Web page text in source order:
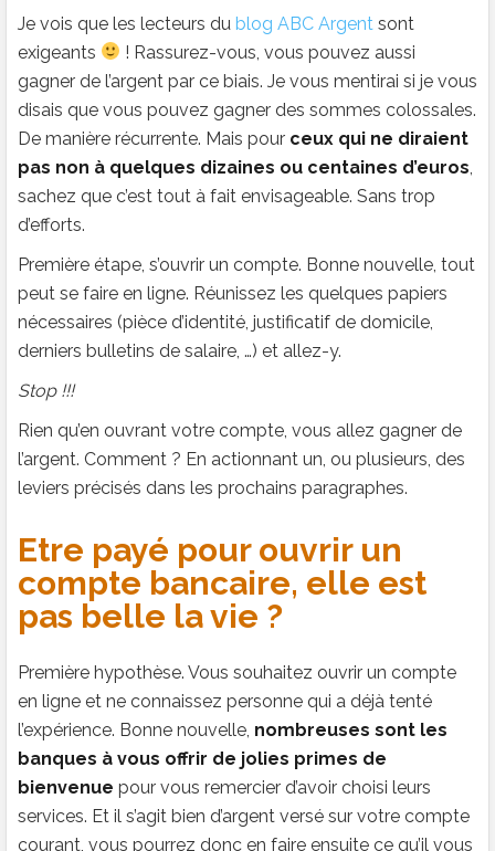
Je vois que les lecteurs du blog ABC Argent sont
exigeants
! Rassurez-vous, vous pouvez aussi
gagner de l’argent par ce biais. Je vous mentirai si je vous
disais que vous pouvez gagner des sommes colossales.
De manière récurrente. Mais pour ceux qui ne diraient
pas non à quelques dizaines ou centaines d’euros
sachez que c’est tout à fait envisageable. Sans trop
d’efforts.
Première étape, s’ouvrir un compte. Bonne nouvelle, tout
peut se faire en ligne. Réunissez les quelques papiers
nécessaires (pièce d’identité, justificatif de domicile,
derniers bulletins de salaire, …) et allez-y.
Stop !!!
Rien qu’en ouvrant votre compte, vous allez gagner de
l’argent. Comment ? En actionnant un, ou plusieurs, des
leviers précisés dans les prochains paragraphes.
Etre payé pour ouvrir un
compte bancaire, elle est
pas belle la vie ?
Première hypothèse. Vous souhaitez ouvrir un compte
en ligne et ne connaissez personne qui a déjà tenté
l’expérience. Bonne nouvelle, nombreuses sont les
banques à vous offrir de jolies primes de
bienvenue pour vous remercier d’avoir choisi leurs
services. Et il s’agit bien d’argent versé sur votre compte
courant, vous pourrez donc en faire ensuite ce qu’il vous